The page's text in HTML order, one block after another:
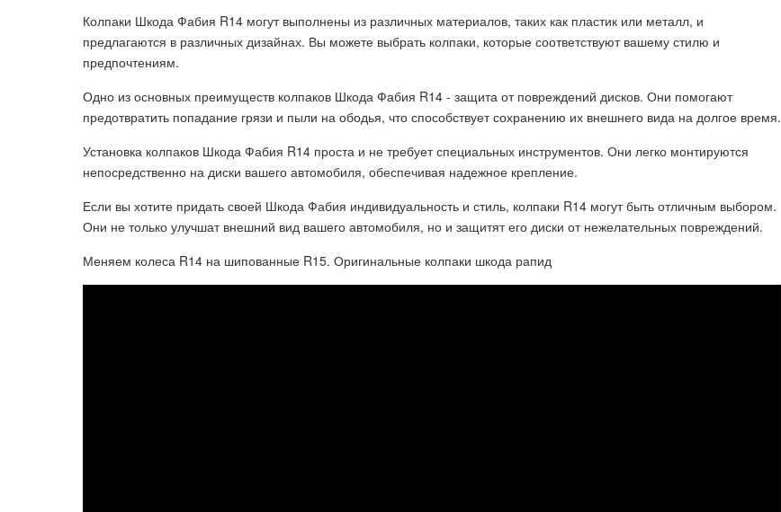
Колпаки Шкода Фабия R14 могут выполнены из различных материалов, таких как пластик или металл, и
предлагаются в различных дизайнах. Вы можете выбрать колпаки, которые соответствуют вашему стилю и
предпочтениям.
Одно из основных преимуществ колпаков Шкода Фабия R14 - защита от повреждений дисков. Они помогают
предотвратить попадание грязи и пыли на ободья, что способствует сохранению их внешнего вида на долгое время.
Установка колпаков Шкода Фабия R14 проста и не требует специальных инструментов. Они легко монтируются
непосредственно на диски вашего автомобиля, обеспечивая надежное крепление.
Если вы хотите придать своей Шкода Фабия индивидуальность и стиль, колпаки R14 могут быть отличным выбором.
Они не только улучшат внешний вид вашего автомобиля, но и защитят его диски от нежелательных повреждений.
Меняем колеса R14 на шипованные R15. Оригинальные колпаки шкода рапид